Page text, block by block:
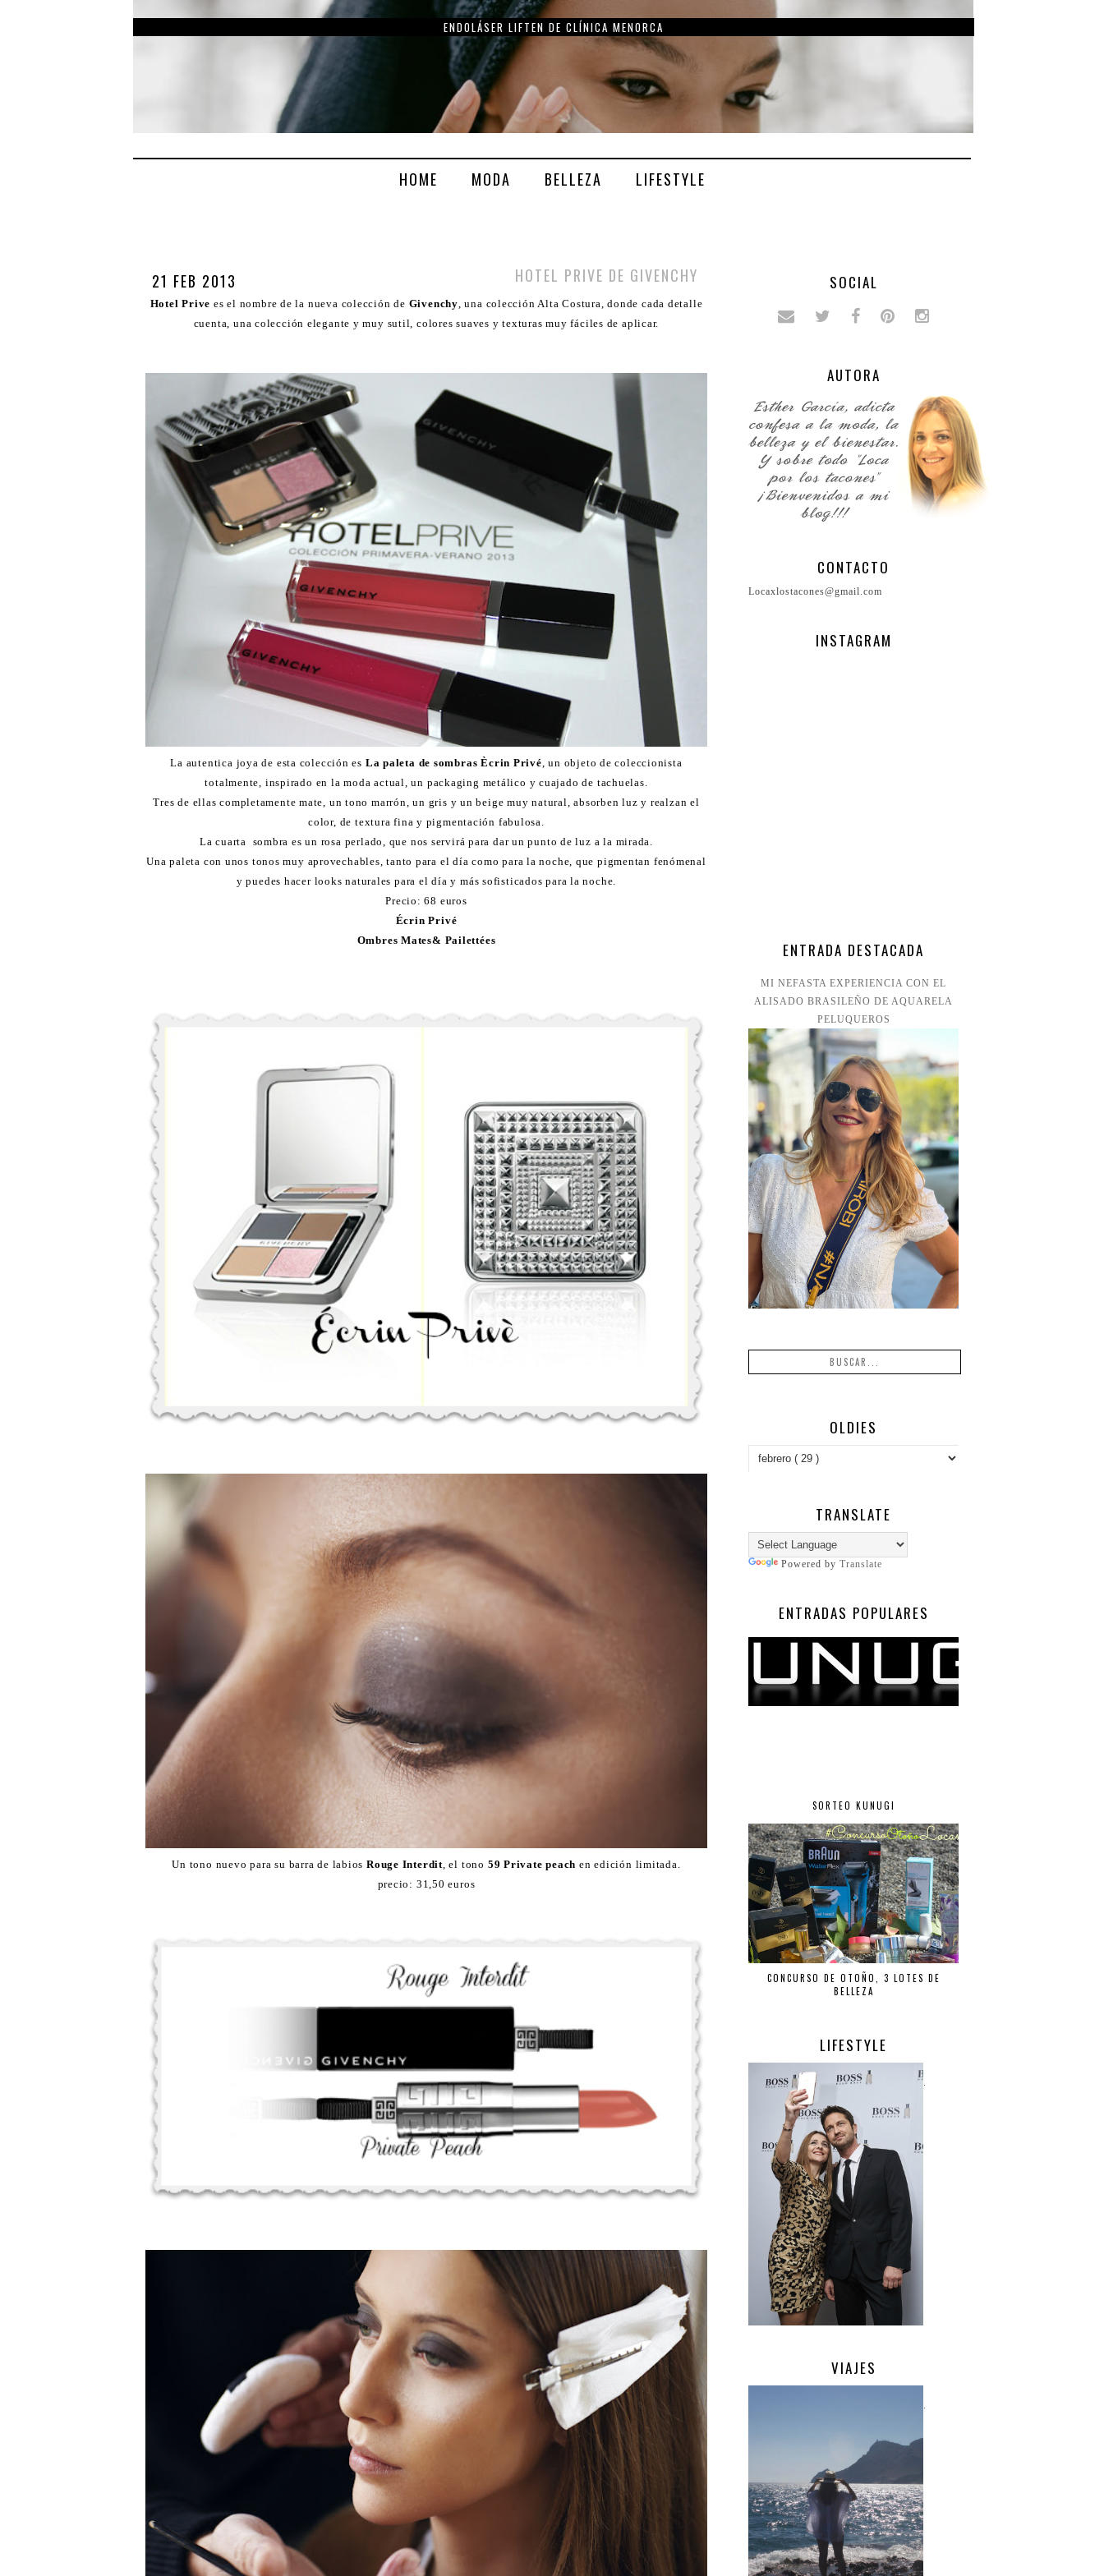
ENDOLÁSER LIFTEN DE CLÍNICA MENORCA
HOME MODA BELLEZA LIFESTYLE
21 FEB 2013 HOTEL PRIVE DE GIVENCHY
Hotel Prive es el nombre de la nueva colección de Givenchy , una colección Alta Costura, donde cada detalle
cuenta, una colección elegante y muy sutil, colores suaves y texturas muy fáciles de aplicar.
La autentica joya de esta colección es La paleta de sombras Ècrin Privé , un objeto de coleccionista
totalmente, inspirado en la moda actual, un packaging metálico y cuajado de tachuelas.
Tres de ellas completamente mate, un tono marrón, un gris y un beige muy natural, absorben luz y realzan el
color, de textura fina y pigmentación fabulosa.
La cuarta sombra es un rosa perlado, que nos servirá para dar un punto de luz a la mirada.
Una paleta con unos tonos muy aprovechables, tanto para el día como para la noche, que pigmentan fenómenal
y puedes hacer looks naturales para el día y más sofisticados para la noche.
Precio: 68 euros
Écrin Privé
Ombres Mates& Pailettées
Un tono nuevo para su barra de labiosRouge Interdit, el tono 59 Private peach en edición limitada.
precio: 31,50 euros
SOCIAL
AUTORA
CONTACTO
Locaxlostacones@gmail.com
INSTAGRAM
ENTRADA DESTACADA
MI NEFASTA EXPERIENCIA CON EL
ALISADO BRASILEÑO DE AQUARELA
PELUQUEROS
OLDIES
TRANSLATE
Powered by Translate
ENTRADAS POPULARES
SORTEO KUNUGI
CONCURSO DE OTOÑO, 3 LOTES DE
BELLEZA
LIFESTYLE
.
VIAJES
.